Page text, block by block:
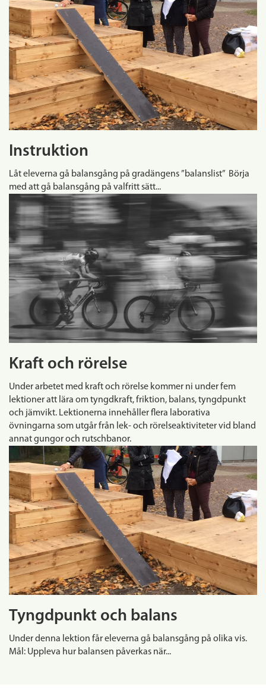
Instruktion
Låt eleverna gå balansgång på gradängens ”balanslist” Börja
med att gå balansgång på valfritt sätt...
Kraft och rörelse
Under arbetet med kraft och rörelse kommer ni under fem
lektioner att lära om tyngdkraft, friktion, balans, tyngdpunkt
och jämvikt. Lektionerna innehåller flera laborativa
övningarna som utgår från lek- och rörelseaktiviteter vid bland
annat gungor och rutschbanor.
Tyngdpunkt och balans
Under denna lektion får eleverna gå balansgång på olika vis.
Mål: Uppleva hur balansen påverkas när...